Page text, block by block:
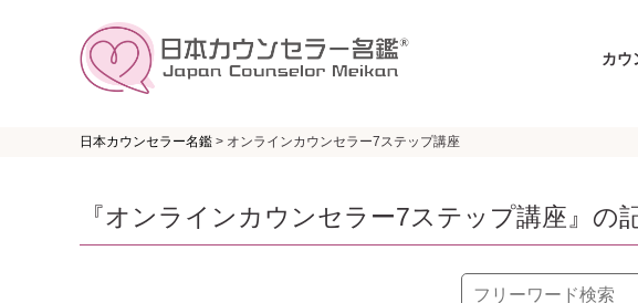
カウ
日本カウンセラー名鑑 > オンラインカウンセラー7ステップ講座
『オンラインカウンセラー7ステップ講座』の